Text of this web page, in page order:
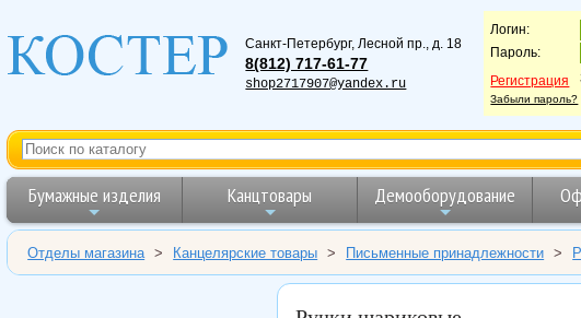
Санкт-Петербург, Лесной пр., д. 18
8(812) 717-61-77
shop2717907@yandex.ru
Логин:
Пароль:
Регистрация
Забыли пароль?
Бумажные изделия Канцтовары Демооборудование
Отделы магазина > Канцелярские товары > Письменные принадлежности >